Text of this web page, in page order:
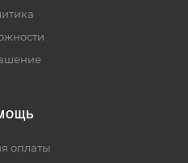
оплаты